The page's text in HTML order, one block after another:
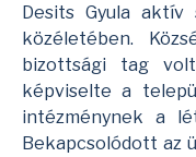
Desits Gyula
közéletében.
bizottsági tag
képviselte a
intézménynek a
Bekapcsolódott az